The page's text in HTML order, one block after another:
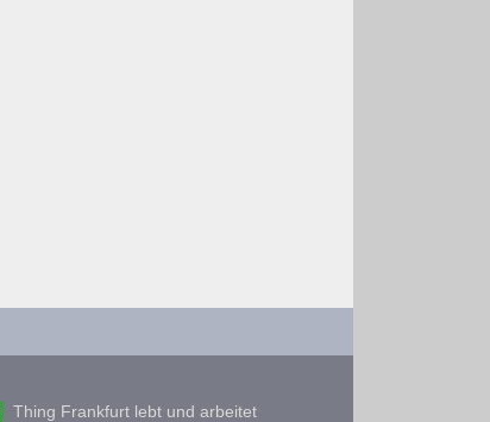
Thing Frankfurt lebt und arbeitet